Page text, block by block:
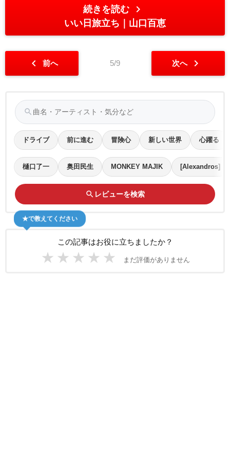
続きを読む chevron_right
いい日旅立ち 山口百恵
chevron_left 前へ 5/9 次へ chevron_right
search
ドライブ 前に進む 冒険心 新しい世界 心躍る
樋口了一 奥田民生 MONKEY MAJIK [Alexandros]
search レビューを検索
この記事はお役に立ちましたか？
★ ★ ★ ★ ★ まだ評価がありません
★で教えてください